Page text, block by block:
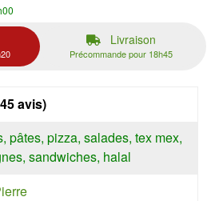
Livraison
Précommande pour 18h45
avis)
pâtes, pizza, salades, tex mex,
sandwiches, halal